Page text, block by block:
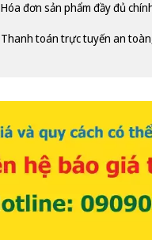
Hóa đơn sản phẩm đầy đủ
Thanh toán trực tuyến an